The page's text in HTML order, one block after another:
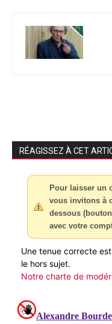
RÉAGISSEZ À CET
Pour laisser un
vous invitons à
dessous
avec votre
Une tenue correcte
le hors sujet.
Notre charte de